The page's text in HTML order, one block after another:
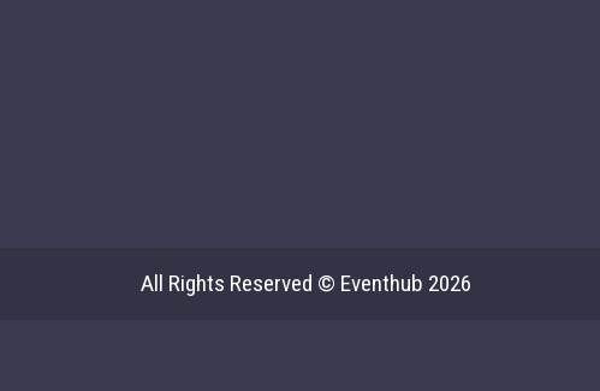
All Rights Reserved © Eventhub 2026